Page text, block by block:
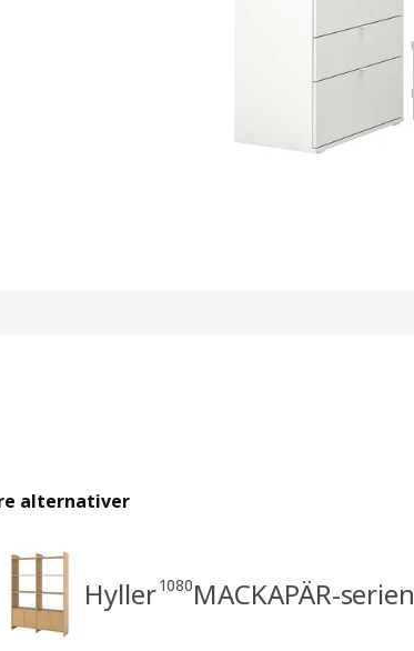
alternativer
Hyller 1080MACKAPÄR-serien